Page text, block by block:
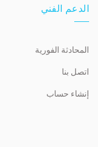
الدعم الفني
المحادثة الفورية
اتصل بنا
إنشاء حساب